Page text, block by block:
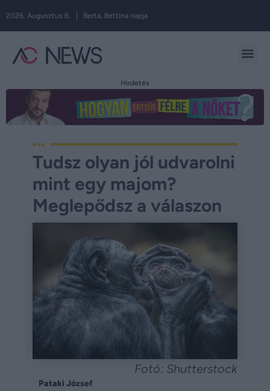
2026. Augusztus 6. | Berta, Bettina napja
Hirdetés
Tudsz olyan jól udvarolni
mint egy majom?
Meglepődsz a válaszon
Fotó: Shutterstock
Pataki József